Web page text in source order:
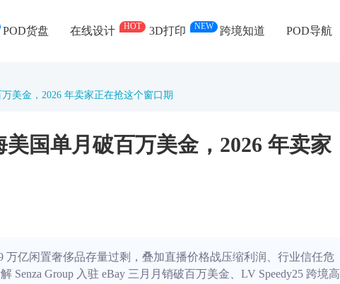
POD货盘 在线设计 HOT 3D打印 NEW 跨境知道 POD导航
美金，2026 年卖家正在抢这个窗口期
国单月破百万美金，2026 年卖家
万亿闲置奢侈品存量过剩，叠加直播价格战压缩利润、行业信任危
Senza Group 入驻 eBay 三月月销破百万美金、LV Speedy25 跨境高